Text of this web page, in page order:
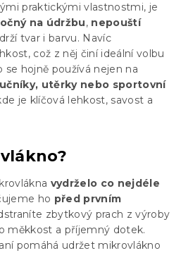
praktickými vlastnostmi, je
na údržbu, nepouští
tvar i barvu. Navíc
což z něj činí ideální volbu
se hojně používá nejen na
utěrky nebo sportovní
je klíčová lehkost, savost a
vydrželo co nejdéle
ho před prvním
zbytkový prach z výroby
měkkost a příjemný dotek.
pomáhá udržet mikrovlákno